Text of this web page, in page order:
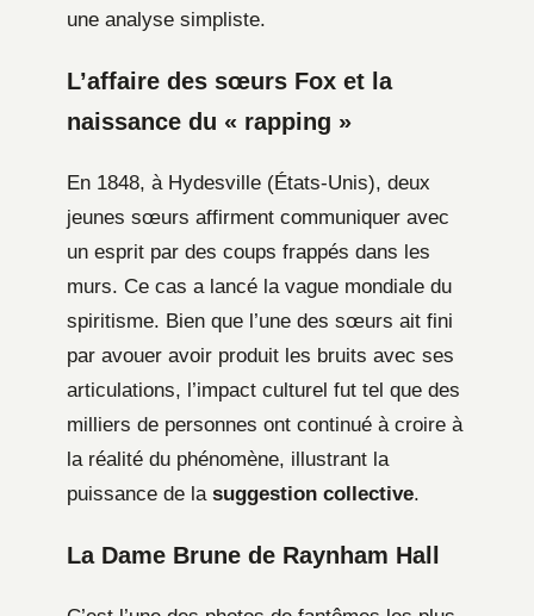
une analyse simpliste.
L’affaire des sœurs Fox et la
naissance du « rapping »
En 1848, à Hydesville (États-Unis), deux
jeunes sœurs affirment communiquer avec
un esprit par des coups frappés dans les
murs. Ce cas a lancé la vague mondiale du
spiritisme. Bien que l’une des sœurs ait fini
par avouer avoir produit les bruits avec ses
articulations, l’impact culturel fut tel que des
milliers de personnes ont continué à croire à
la réalité du phénomène, illustrant la
puissance de la suggestion collective.
La Dame Brune de Raynham Hall